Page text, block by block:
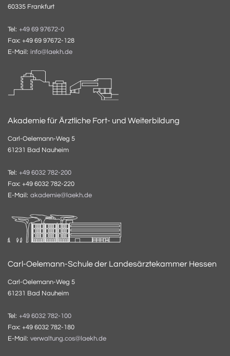
60335 Frankfurt
Tel: +49 69 97672-0
Fax: +49 69 97672-128
E-Mail: info@laekh.de
Akademie für Ärztliche Fort- und Weiterbildung
Carl-Oelemann-Weg 5
61231 Bad Nauheim
Tel: +49 6032 782-200
Fax: +49 6032 782-220
E-Mail: akademie@laekh.de
Carl-Oelemann-Schule der Landesärztekammer Hessen
Carl-Oelemann-Weg 5
61231 Bad Nauheim
Tel: +49 6032 782-100
Fax: +49 6032 782-180
E-Mail: verwaltung.cos@laekh.de